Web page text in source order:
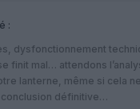
:
dysfonctionnement
finit mal… attendons
lanterne, même si cela
conclusion définitive…